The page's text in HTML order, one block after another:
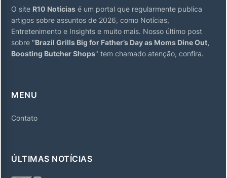
O site R10 Notícias é um portal que regularmente publica
artigos sobre assuntos de 2026, como Notícias,
Entretenimento e Insights e muito mais. Nosso último post
sobre "Brazil Grills Big for Father’s Day as Moms Dine Out,
Boosting Butcher Shops" tem chamado atenção, confira.
MENU
Contato
ÚLTIMAS NOTÍCIAS